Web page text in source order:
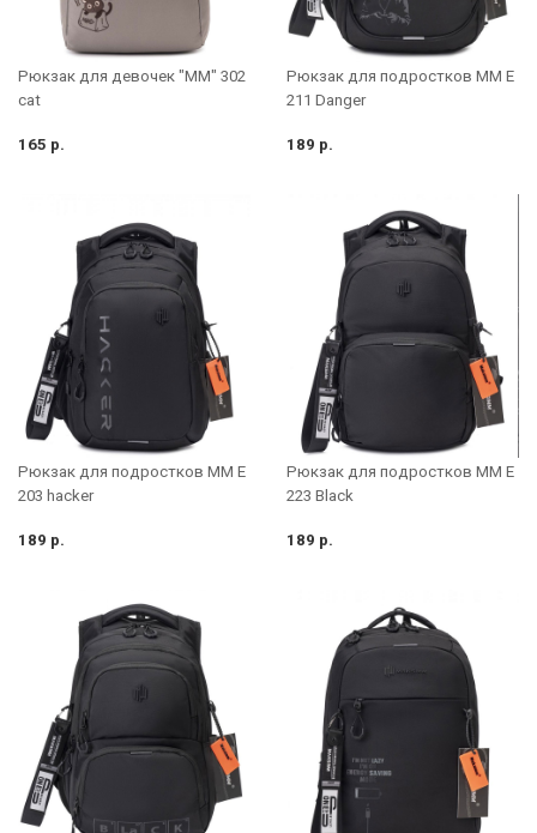
Рюкзак для девочек "MM" 302
cat
165 р.
Рюкзак для подростков MM E
211 Danger
189 р.
Рюкзак для подростков MM E
203 hacker
189 р.
Рюкзак для подростков MM E
223 Black
189 р.